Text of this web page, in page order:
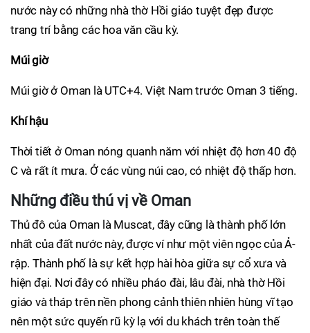
nước này có những nhà thờ Hồi giáo tuyệt đẹp được
trang trí bằng các hoa văn cầu kỳ.
Múi giờ
Múi giờ ở Oman là UTC+4. Việt Nam trước Oman 3 tiếng.
Khí hậu
Thời tiết ở Oman nóng quanh năm với nhiệt độ hơn 40 độ
C và rất ít mưa. Ở các vùng núi cao, có nhiệt độ thấp hơn.
Những điều thú vị về Oman
Thủ đô của Oman là Muscat, đây cũng là thành phố lớn
nhất của đất nước này, được ví như một viên ngọc của Ả-
rập. Thành phố là sự kết hợp hài hòa giữa sự cổ xưa và
hiện đại. Nơi đây có nhiều pháo đài, lâu đài, nhà thờ Hồi
giáo và tháp trên nền phong cảnh thiên nhiên hùng vĩ tạo
nên một sức quyến rũ kỳ lạ với du khách trên toàn thế